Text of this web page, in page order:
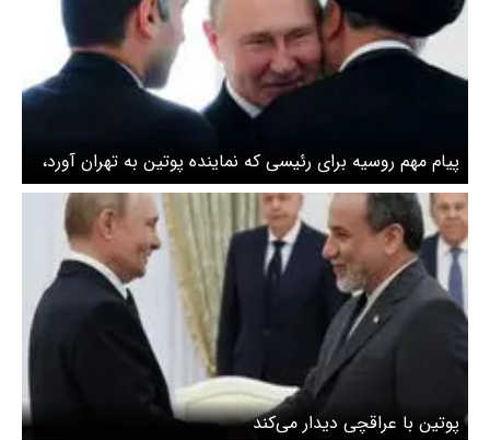
پیام مهم روسیه برای رئیسی که نماینده پوتین به تهران آورد،
چیست؟
پوتین با عراقچی دیدار می‌کند